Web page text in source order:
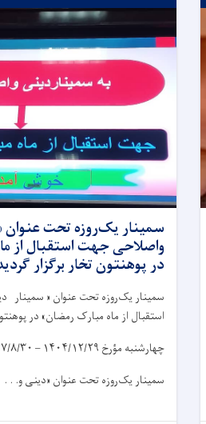
سمینار یک‌روزه تحت عنوان
واصلاحی جهت استقبال از
در پوهنتون تخار برگزار
سمینار یک‌روزه تحت عنوان « سمینار
استقبال از ماه مبارک رمضان» در
چهارشنبه مؤرخ ۱۴۰۴/۱۲/۲۹ – ۱۴۴۷/۸/۳۰
سمینار یک‌روزه تحت عنوان «دینی و. . .